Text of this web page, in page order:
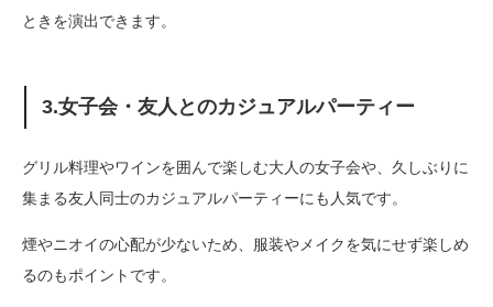
ときを演出できます。
3.女子会・友人とのカジュアルパーティー
グリル料理やワインを囲んで楽しむ大人の女子会や、久しぶりに
集まる友人同士のカジュアルパーティーにも人気です。
煙やニオイの心配が少ないため、服装やメイクを気にせず楽しめ
るのもポイントです。